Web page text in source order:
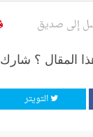
إلى صديق
المقال ؟
التويتر